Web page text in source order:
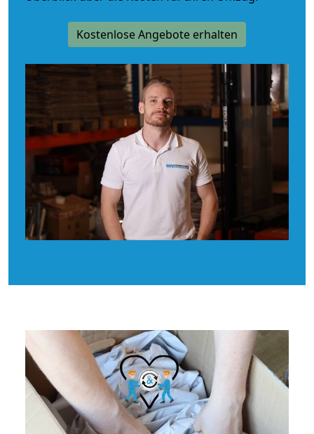
Kostenlose Angebote erhalten